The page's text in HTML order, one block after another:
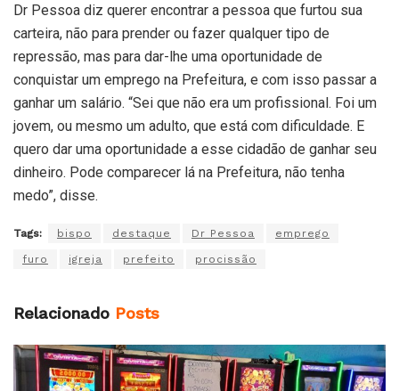
Dr Pessoa diz querer encontrar a pessoa que furtou sua
carteira, não para prender ou fazer qualquer tipo de
repressão, mas para dar-lhe uma oportunidade de
conquistar um emprego na Prefeitura, e com isso passar a
ganhar um salário. “Sei que não era um profissional. Foi um
jovem, ou mesmo um adulto, que está com dificuldade. E
quero dar uma oportunidade a esse cidadão de ganhar seu
dinheiro. Pode comparecer lá na Prefeitura, não tenha
medo”, disse.
Tags: bispo destaque Dr Pessoa emprego
furo igreja prefeito procissão
Relacionado Posts